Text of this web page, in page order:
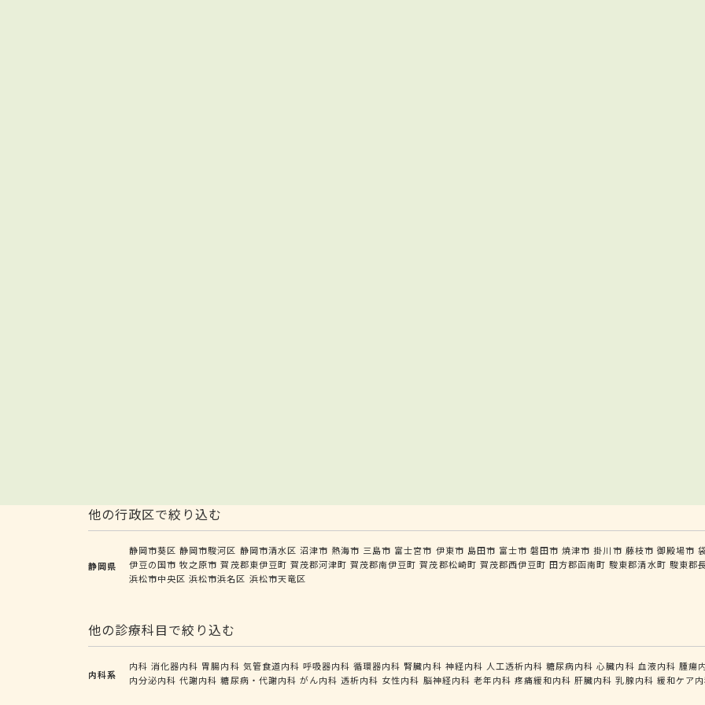
他の行政区で絞り込む
静岡県
静岡市葵区 静岡市駿河区 静岡市清水区 沼津市 熱海市 三島市 富士宮市 伊東市 島田市 富士市 磐田市 焼津市 掛川市 藤枝市 御殿場市
伊豆の国市 牧之原市 賀茂郡東伊豆町 賀茂郡河津町 賀茂郡南伊豆町 賀茂郡松崎町 賀茂郡西伊豆町 田方郡函南町 駿東郡清水町 駿東郡
浜松市中央区 浜松市浜名区 浜松市天竜区
他の診療科目で絞り込む
内科系
内科 消化器内科 胃腸内科 気管食道内科 呼吸器内科 循環器内科 腎臓内科 神経内科 人工透析内科 糖尿病内科 心臓内科 血液内科 腫瘍
内分泌内科 代謝内科 糖尿病・代謝内科 がん内科 透析内科 女性内科 脳神経内科 老年内科 疼痛緩和内科 肝臓内科 乳腺内科 緩和ケア